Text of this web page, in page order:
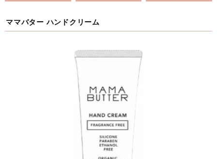
ママバター ハンドクリーム